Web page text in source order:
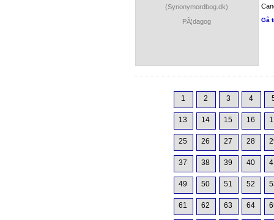
(Synonymordbog.dk)
PÃ¦dagog
Gå
1 2 3 4
13 14 15 16
25 26 27 28
37 38 39 40
49 50 51 52
61 62 63 64